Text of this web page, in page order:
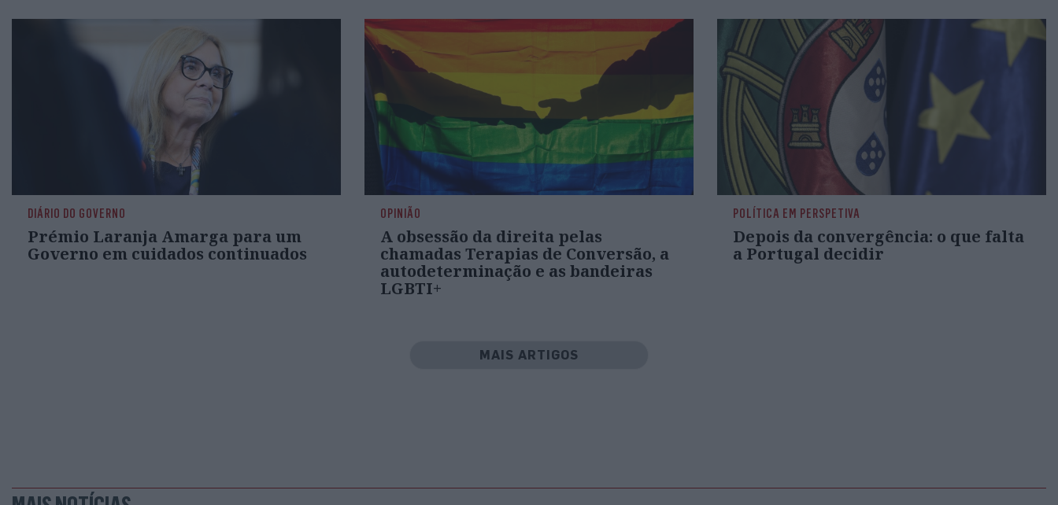
DIÁRIO DO GOVERNO
Prémio Laranja Amarga para um
Governo em cuidados continuados
OPINIÃO
A obsessão da direita pelas
chamadas Terapias de Conversão, a
autodeterminação e as bandeiras
LGBTI+
POLÍTICA EM PERSPETIVA
Depois da convergência: o que falta
a Portugal decidir
MAIS ARTIGOS